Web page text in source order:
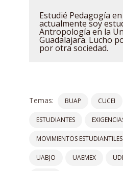
Estudié Pedagogía
actualmente soy
Antropología en la
Guadalajara. Lucho
por otra sociedad.
Temas: BUAP CUCEI
ESTUDIANTES
MOVIMIENTOS ESTUDIANTILES
UABJO UAEMEX